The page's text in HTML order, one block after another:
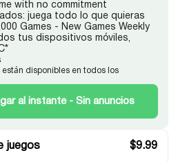
with no commitment
juega todo lo que quieras
Games - New Games Weekly
tus dispositivos móviles,
disponibles en todos los
al instante - Sin anuncios
juegos $9.99